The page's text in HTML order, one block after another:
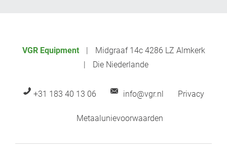
VGR Equipment
Midgraaf 14c 4286 LZ Almkerk
Die Niederlande
+31 183 40 13 06 info@vgr.nl Privacy
Metaalunievoorwaarden